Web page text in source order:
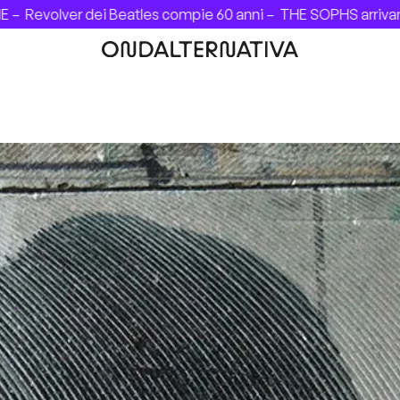
Revolver dei Beatles compie 60 anni –THE SOPHS arrivano